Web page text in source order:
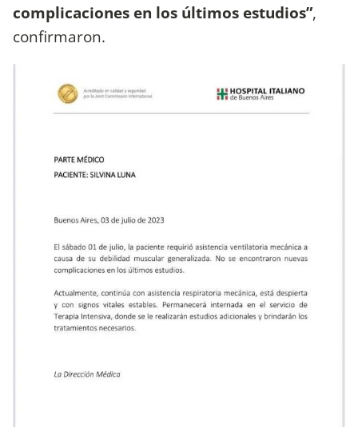
complicaciones en los últimos estudios”,
confirmaron.